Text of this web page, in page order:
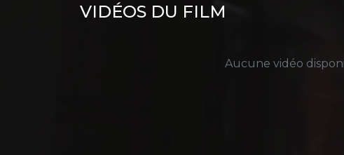
VIDÉOS DU FILM
Aucune vidéo